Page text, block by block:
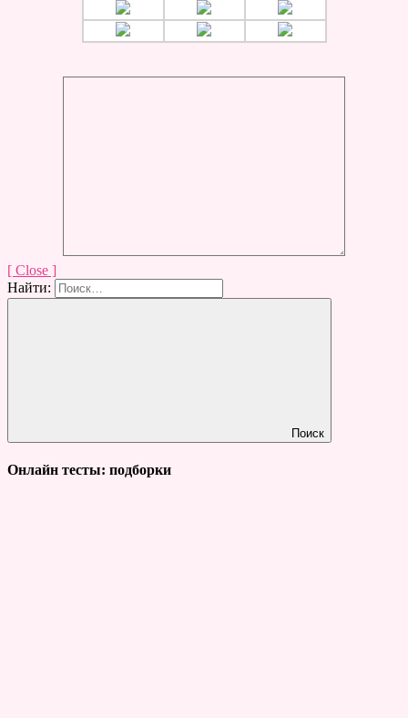
[ Close ]
Найти:
Поиск
Онлайн тесты: подборки